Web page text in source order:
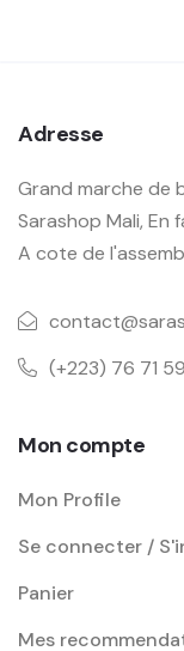
Adresse
Grand marche de
Sarashop Mali, En
A cote de
(+223) 76 71
Mon compte
Mon Profile
Se connecter /
Panier
Mes